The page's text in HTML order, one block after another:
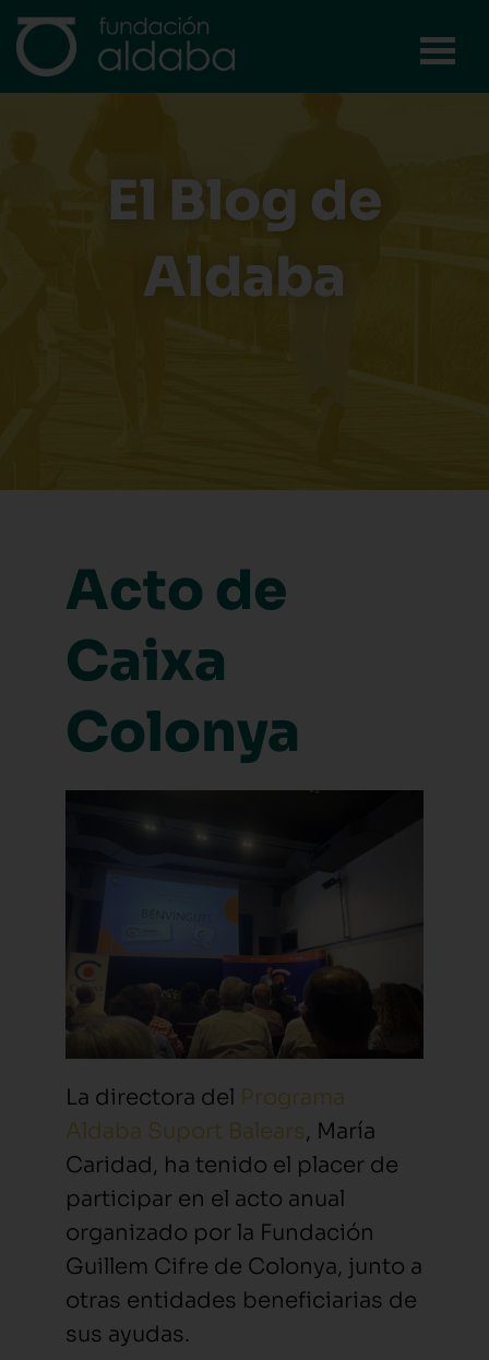
contenido
El Blog de
Aldaba
Acto de
Caixa
Colonya
La directora del Programa
Aldaba Suport Balears, María
Caridad, ha tenido el placer de
participar en el acto anual
organizado por la Fundación
Guillem Cifre de Colonya, junto a
otras entidades beneficiarias de
sus ayudas.